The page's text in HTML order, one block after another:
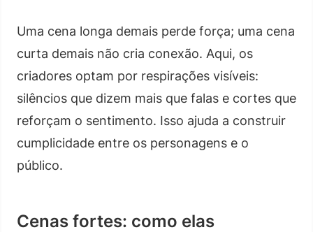
Uma cena longa demais perde força; uma cena
curta demais não cria conexão. Aqui, os
criadores optam por respirações visíveis:
silêncios que dizem mais que falas e cortes que
reforçam o sentimento. Isso ajuda a construir
cumplicidade entre os personagens e o
público.
Cenas fortes: como elas